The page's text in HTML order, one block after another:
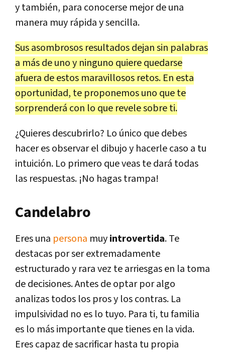
y también, para conocerse mejor de una
manera muy rápida y sencilla.
Sus asombrosos resultados dejan sin palabras
a más de uno y ninguno quiere quedarse
afuera de estos maravillosos retos. En esta
oportunidad, te proponemos uno que te
sorprenderá con lo que revele sobre ti.
¿Quieres descubrirlo? Lo único que debes
hacer es observar el dibujo y hacerle caso a tu
intuición. Lo primero que veas te dará todas
las respuestas. ¡No hagas trampa!
Candelabro
Eres una persona muyintrovertida. Te
destacas por ser extremadamente
estructurado y rara vez te arriesgas en la toma
de decisiones. Antes de optar por algo
analizas todos los pros y los contras. La
impulsividad no es lo tuyo. Para ti, tu familia
es lo más importante que tienes en la vida.
Eres capaz de sacrificar hasta tu propia